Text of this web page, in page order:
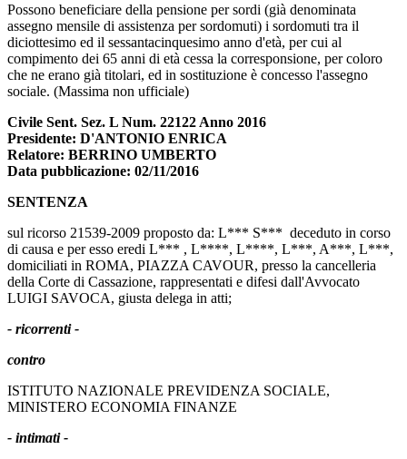
Possono beneficiare della pensione per sordi (già denominata
assegno mensile di assistenza per sordomuti) i sordomuti tra il
diciottesimo ed il sessantacinquesimo anno d'età, per cui al
compimento dei 65 anni di età cessa la corresponsione, per coloro
che ne erano già titolari, ed in sostituzione è concesso l'assegno
sociale. (Massima non ufficiale)
Civile Sent. Sez. L Num. 22122 Anno 2016
Presidente: D'ANTONIO ENRICA
Relatore: BERRINO UMBERTO
Data pubblicazione: 02/11/2016
SENTENZA
sul ricorso 21539-2009 proposto da: L*** S*** deceduto in corso
di causa e per esso eredi L*** , L****, L****, L***, A***, L***,
domiciliati in ROMA, PIAZZA CAVOUR, presso la cancelleria
della Corte di Cassazione, rappresentati e difesi dall'Avvocato
LUIGI SAVOCA, giusta delega in atti;
- ricorrenti -
contro
ISTITUTO NAZIONALE PREVIDENZA SOCIALE,
MINISTERO ECONOMIA FINANZE
- intimati -